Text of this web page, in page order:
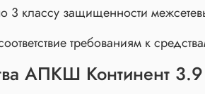
классу защищенности
требованиям к
АПКШ Континент 3.9